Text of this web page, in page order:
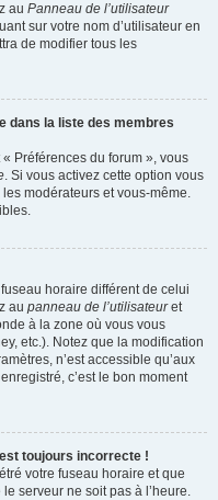
au Panneau de l’utilisateur
sur votre nom d’utilisateur en
de modifier tous les
dans la liste des membres
Préférences du forum », vous
. Si vous activez cette option vous
modérateurs et vous-même.
horaire différent de celui
au panneau de l’utilisateuret
à la zone où vous vous
etc.). Notez que la modification
n’est accessible qu’aux
c’est le bon moment
toujours incorrecte !
votre fuseau horaire et que
serveur ne soit pas à l’heure.